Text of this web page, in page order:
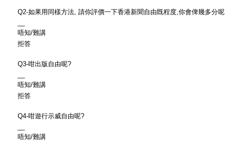
Q2-如果用同樣方法, 請你評價一下香港新聞自由既程度,你會俾幾多分呢
唔知/難講
拒答
Q3-咁出版自由呢?
唔知/難講
拒答
Q4-咁遊行示威自由呢?
唔知/難講